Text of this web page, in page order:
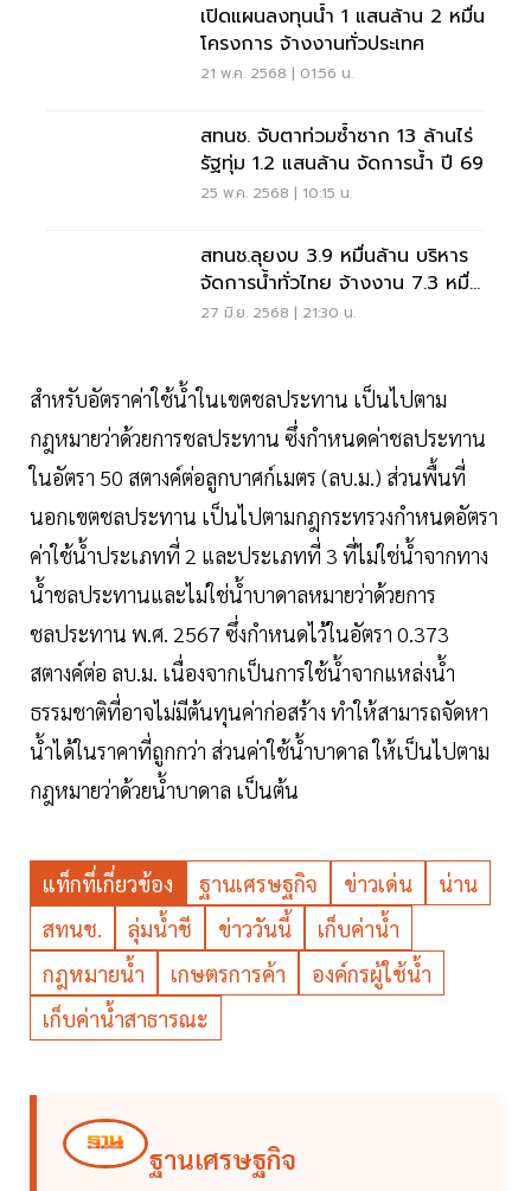
เปิดแผนลงทุนน้ำ 1 แสนล้าน 2 หมื่น
โครงการ จ้างงานทั่วประเทศ
21 พ.ค. 2568 | 01:56 น.
สทนช. จับตาท่วมซ้ำซาก 13 ล้านไร่
รัฐทุ่ม 1.2 แสนล้าน จัดการน้ำ ปี 69
25 พ.ค. 2568 | 10:15 น.
สทนช.ลุยงบ 3.9 หมื่นล้าน บริหาร
จัดการน้ำทั่วไทย จ้างงาน 7.3 หมื่น
คน/เดือน
27 มิ.ย. 2568 | 21:30 น.
สำหรับอัตราค่าใช้น้ำในเขตชลประทาน เป็นไปตาม
กฎหมายว่าด้วยการชลประทาน ซึ่งกำหนดค่าชลประทาน
ในอัตรา 50 สตางค์ต่อลูกบาศก์เมตร (ลบ.ม.) ส่วนพื้นที่
นอกเขตชลประทาน เป็นไปตามกฎกระทรวงกำหนดอัตรา
ค่าใช้น้ำประเภทที่ 2 และประเภทที่ 3 ที่ไม่ใช่น้ำจากทาง
น้ำชลประทานและไม่ใช่น้ำบาดาลหมายว่าด้วยการ
ชลประทาน พ.ศ. 2567 ซึ่งกำหนดไว้ในอัตรา 0.373
สตางค์ต่อ ลบ.ม. เนื่องจากเป็นการใช้น้ำจากแหล่งน้ำ
ธรรมชาติที่อาจไม่มีต้นทุนค่าก่อสร้าง ทำให้สามารถจัดหา
น้ำได้ในราคาที่ถูกกว่า ส่วนค่าใช้น้ำบาดาล ให้เป็นไปตาม
กฎหมายว่าด้วยน้ำบาดาล เป็นต้น
แท็กที่เกี่ยวข้อง ฐานเศรษฐกิจ ข่าวเด่น
น่าน
สทนช.
ลุ่มน้ำชี ข่าววันนี้
เก็บค่าน้ำ
กฎหมายน้ำ
เกษตรการค้า
องค์กรผู้ใช้น้ำ
เก็บค่าน้ำสาธารณะ
ฐานเศรษฐกิจ